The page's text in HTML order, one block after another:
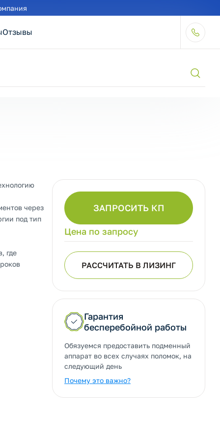
Отзывы
ЗАПРОСИТЬ КП
Цена по запросу
РАССЧИТАТЬ В ЛИЗИНГ
Гарантия
бесперебойной работы
Обязуемся предоставить подменный
аппарат во всех случаях поломок, на
следующий день
Почему это важно?
через
под тип
где